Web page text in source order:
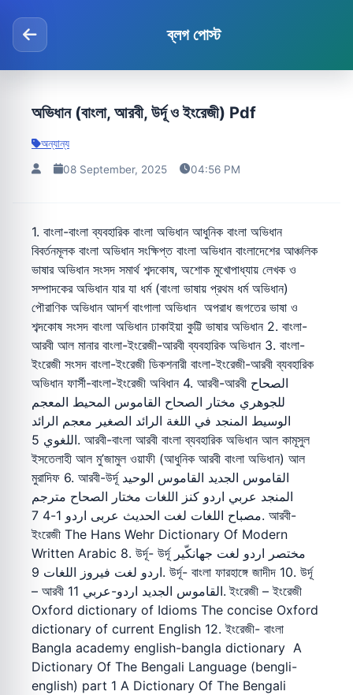
ব্লগ পোস্ট
অভিধান (বাংলা, আরবী, উর্দূ ও ইংরেজী) Pdf
অন্যান্য
08 September, 2025 04:56 PM
1. বাংলা-বাংলা ব্যবহারিক বাংলা অভিধান আধুনিক বাংলা অভিধান
বিবর্তনমূলক বাংলা অভিধান সংক্ষিপ্ত বাংলা অভিধান বাংলাদেশের আঞ্চলিক
ভাষার অভিধান সংসদ সমার্থ শব্দকোষ, অশোক মুখোপাধ্যায় লেখক ও
সম্পাদকের অভিধান যার যা ধর্ম (বাংলা ভাষায় প্রথম ধর্ম অভিধান)
পৌরাণিক অভিধান আদর্শ বাংগালা অভিধান অপরাধ জগতের ভাষা ও
শব্দকোষ সংসদ বাংলা অভিধান ঢাকাইয়া কুট্টি ভাষার অভিধান 2. বাংলা-
আরবী আল মানার বাংলা-ইংরেজী-আরবী ব্যবহারিক অভিধান 3. বাংলা-
ইংরেজী সংসদ বাংলা-ইংরেজী ডিকশনারী বাংলা-ইংরেজী-আরবী ব্যবহারিক
অভিধান ফার্সী-বাংলা-ইংরেজী অবিধান 4. আরবী-আরবী الصحاح
للجوهري مختار الصحاح القاموس المحيط المعجم
الوسيط المنجد في اللغة الرائد الصغير معجم الرائد
اللغوي 5. আরবী-বাংলা আরবী বাংলা ব্যবহারিক অভিধান আল কামূসুল
ইসতেলাহী আল মু’জামুল ওয়াফী (আধুনিক আরবী বাংলা অভিধান) আল
মুরাদিফ 6. আরবী-উর্দূ القاموس الجديد القاموس الوحيد
المنجد عربي اردو كنز اللغات مختار الصحاح مترجم
مصباح اللغات لغت الحديث عربى اردو 1-4 7. আরবী-
ইংরেজী The Hans Wehr Dictionary Of Modern
Written Arabic 8. উর্দূ- উর্দূ مختصر اردو لغت جهانكّير
اردو لغت فیروز اللغات 9. উর্দূ- বাংলা ফারহাঙ্গে জাদীদ 10. উর্দূ
– আরবী القاموس الجديد اردو-عربي 11. ইংরেজী – ইংরেজী
Oxford dictionary of Idioms The concise Oxford
dictionary of current English 12. ইংরেজী- বাংলা
Bangla academy english-bangla dictionary A
Dictionary Of The Bengali Language (bengli-
english) part 1 A Dictionary Of The Bengali